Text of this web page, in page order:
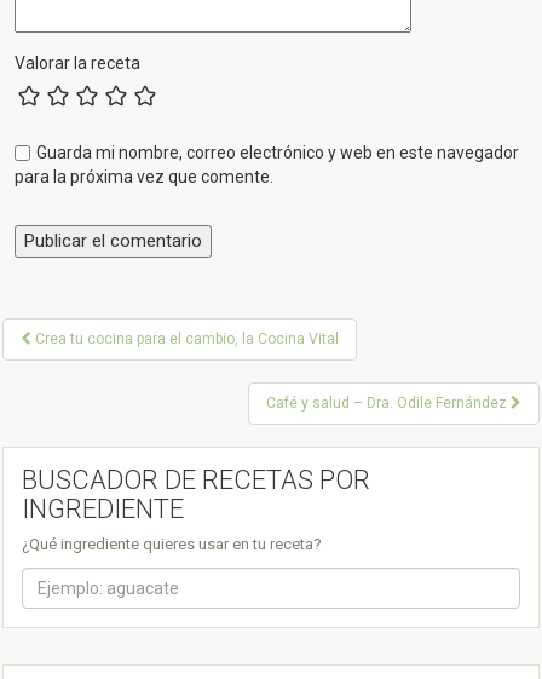
Valorar la receta
Guarda mi nombre, correo electrónico y web en este navegador
para la próxima vez que comente.
P
t
i
g
Crea tu cocina para el cambio, la Cocina Vital
Café y salud – Dra. Odile Fernández
BUSCADOR DE RECETAS POR
INGREDIENTE
¿Qué ingrediente quieres usar en tu receta?